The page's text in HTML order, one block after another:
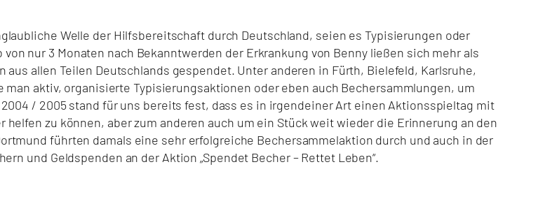
Welle der Hilfsbereitschaft durch Deutschland, seien es Typisierungen oder
nur 3 Monaten nach Bekanntwerden der Erkrankung von Benny ließen sich mehr als
allen Teilen Deutschlands gespendet. Unter anderen in Fürth, Bielefeld, Karlsruhe,
aktiv, organisierte Typisierungsaktionen oder eben auch Bechersammlungen, um
/ 2005 stand für uns bereits fest, dass es in irgendeiner Art einen Aktionsspieltag mit
zu können, aber zum anderen auch um ein Stück weit wieder die Erinnerung an den
führten damals eine sehr erfolgreiche Bechersammelaktion durch und auch in der
und Geldspenden an der Aktion „Spendet Becher – Rettet Leben“.